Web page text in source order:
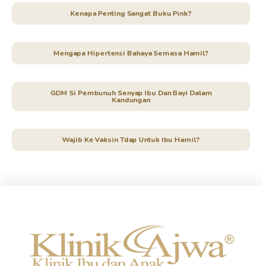
Kenapa Penting Sangat Buku Pink?
Mengapa Hipertensi Bahaya Semasa Hamil?
GDM Si Pembunuh Senyap Ibu Dan Bayi Dalam
Kandungan
Wajib Ke Vaksin Tdap Untuk Ibu Hamil?